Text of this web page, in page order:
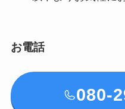
お電話
080-